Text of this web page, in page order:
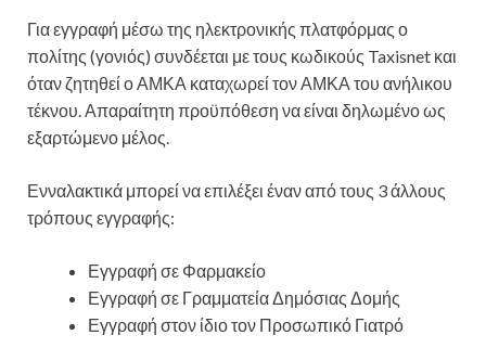
Για εγγραφή μέσω της ηλεκτρονικής πλατφόρμας ο
πολίτης (γονιός) συνδέεται με τους κωδικούς Taxisnet και
όταν ζητηθεί ο ΑΜΚΑ καταχωρεί τον ΑΜΚΑ του ανήλικου
τέκνου. Απαραίτητη προϋπόθεση να είναι δηλωμένο ως
εξαρτώμενο μέλος.
Ενναλακτικά μπορεί να επιλέξει έναν από τους 3 άλλους
τρόπους εγγραφής:
Εγγραφή σε Φαρμακείο
Εγγραφή σε Γραμματεία Δημόσιας Δομής
Εγγραφή στον ίδιο τον Προσωπικό Γιατρό